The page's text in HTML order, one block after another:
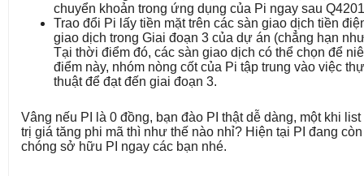
chuyển khoản trong ứng dụng của Pi ngay sau
Trao đổi Pi lấy tiền mặt trên các sàn giao dịch tiền
giao dịch trong Giai đoạn 3 của dự án (chẳng hạn
Tại thời điểm đó, các sàn giao dịch có thể chọn để
điểm này, nhóm nòng cốt của Pi tập trung vào việc
thuật để đạt đến giai đoạn 3.
Vâng nếu PI là 0 đồng, bạn đào PI thật dễ dàng, một khi
trị giá tăng phi mã thì như thế nào nhỉ? Hiện tại PI đang
chóng sở hữu PI ngay các bạn nhé.